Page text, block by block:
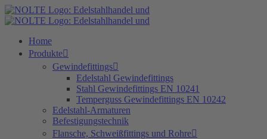
Zum
Inhalt
Home
Produkte
Gewindefittings
Edelstahl Gewindefittings
Stahl Gewindefittings EN 10241
Temperguss Gewindefittings EN 10242
Edelstahl-Armaturen
Befestigungstechnik
Flansche, Schweißfittings und Rohre